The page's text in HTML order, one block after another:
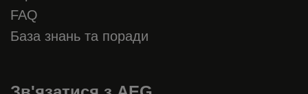
FAQ
База знань та поради